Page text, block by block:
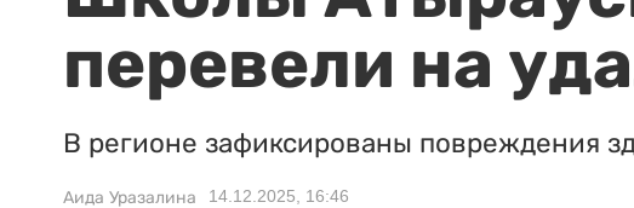
перевели на
В регионе зафиксированы повреждения
Аида Уразалина 14.12.2025, 16:46